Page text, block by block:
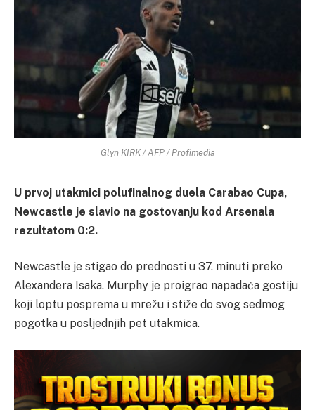
Glyn KIRK / AFP / Profimedia
U prvoj utakmici polufinalnog duela Carabao Cupa,
Newcastle je slavio na gostovanju kod Arsenala
rezultatom 0:2.
Newcastle je stigao do prednosti u 37. minuti preko
Alexandera Isaka. Murphy je proigrao napadača gostiju
koji loptu posprema u mrežu i stiže do svog sedmog
pogotka u posljednjih pet utakmica.